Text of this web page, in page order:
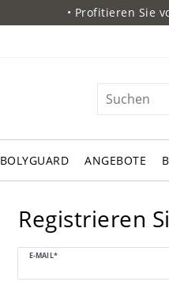
• Profitieren Sie
BOLYGUARD ANGEBOTE
Registrieren
E-MAIL*
Honig